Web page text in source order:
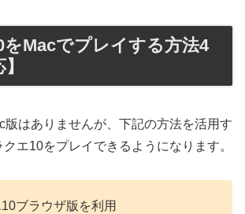
をMacでプレイする方法4
版はありませんが、下記の方法を活用す
エ10をプレイできるようになります。
10ブラウザ版を利用